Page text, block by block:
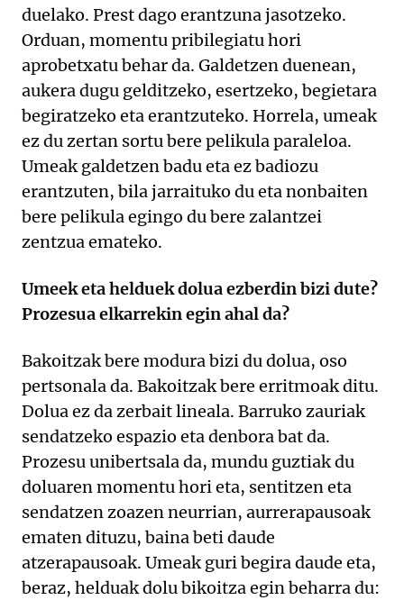
duelako. Prest dago erantzuna jasotzeko.
Orduan, momentu pribilegiatu hori
aprobetxatu behar da. Galdetzen duenean,
aukera dugu gelditzeko, esertzeko, begietara
begiratzeko eta erantzuteko. Horrela, umeak
ez du zertan sortu bere pelikula paraleloa.
Umeak galdetzen badu eta ez badiozu
erantzuten, bila jarraituko du eta nonbaiten
bere pelikula egingo du bere zalantzei
zentzua emateko.
Umeek eta helduek dolua ezberdin bizi dute?
Prozesua elkarrekin egin ahal da?
Bakoitzak bere modura bizi du dolua, oso
pertsonala da. Bakoitzak bere erritmoak ditu.
Dolua ez da zerbait lineala. Barruko zauriak
sendatzeko espazio eta denbora bat da.
Prozesu unibertsala da, mundu guztiak du
doluaren momentu hori eta, sentitzen eta
sendatzen zoazen neurrian, aurrerapausoak
ematen dituzu, baina beti daude
atzerapausoak. Umeak guri begira daude eta,
beraz, helduak dolu bikoitza egin beharra du: